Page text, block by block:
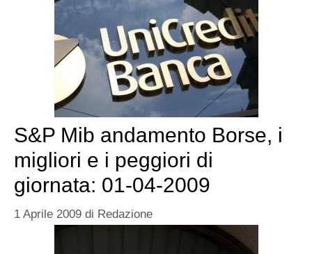
S&P Mib andamento Borse, i
migliori e i peggiori di
giornata: 01-04-2009
1 Aprile 2009 di Redazione